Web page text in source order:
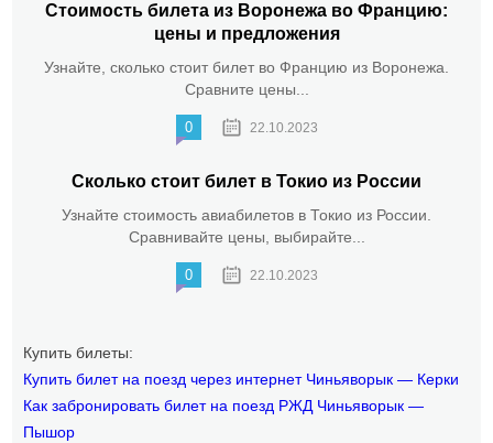
Стоимость билета из Воронежа во Францию:
цены и предложения
Узнайте, сколько стоит билет во Францию из Воронежа.
Сравните цены...
0 22.10.2023
Сколько стоит билет в Токио из России
Узнайте стоимость авиабилетов в Токио из России.
Сравнивайте цены, выбирайте...
0 22.10.2023
Купить билеты:
Купить билет на поезд через интернет Чиньяворык — Керки
Как забронировать билет на поезд РЖД Чиньяворык —
Пышор